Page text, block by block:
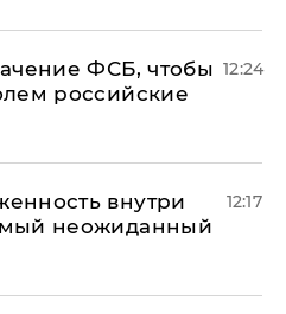
ФСБ, чтобы
российские
12:24
внутри
неожиданный
12:17